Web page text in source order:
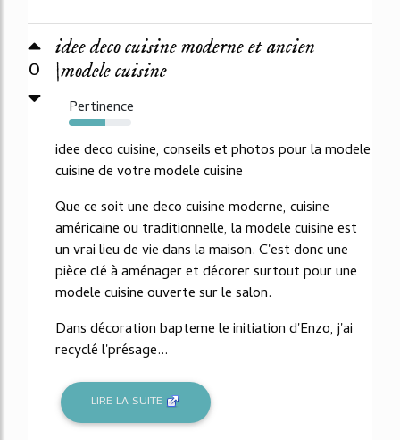
0
idee deco cuisine moderne et ancien
|modele cuisine
Pertinence
58%
idee deco cuisine, conseils et photos pour la modele
cuisine de votre modele cuisine
Que ce soit une deco cuisine moderne, cuisine
américaine ou traditionnelle, la modele cuisine est
un vrai lieu de vie dans la maison. C'est donc une
pièce clé à aménager et décorer surtout pour une
modele cuisine ouverte sur le salon.
Dans décoration bapteme le initiation d'Enzo, j'ai
recyclé l'présage...
LIRE LA SUITE